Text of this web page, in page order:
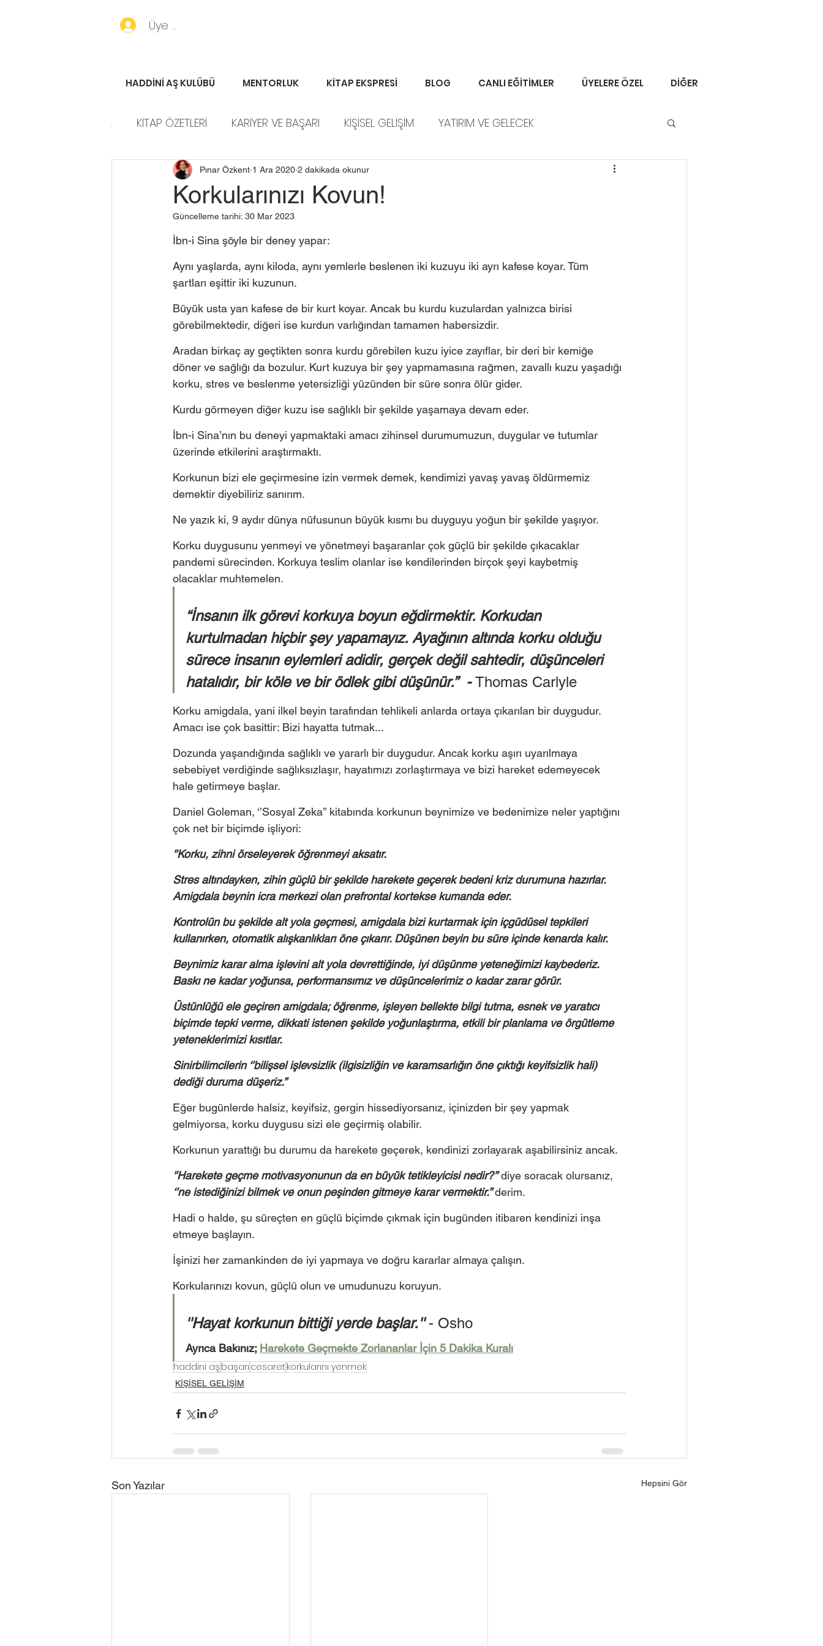
Üye Girişi
HADDİNİ AŞ KULÜBÜ MENTORLUK KİTAP EKSPRESİ BLOG CANLI EĞİTİMLER ÜYELERE ÖZEL DİĞER
. KİTAP ÖZETLERİ KARİYER VE BAŞARI KİŞİSEL GELİŞİM YATIRIM VE GELECEK
HADDİNİ AŞ HİKAYELERİ PORTFÖY HABERLERİ
Korkularınızı Kovun!
Pınar Özkent 1 Ara 2020 2 dakikada okunur
Güncelleme tarihi: 30 Mar 2023
İbn-i Sina şöyle bir deney yapar:
Aynı yaşlarda, aynı kiloda, aynı yemlerle beslenen iki kuzuyu iki ayrı kafese koyar. Tüm
şartları eşittir iki kuzunun.
Büyük usta yan kafese de bir kurt koyar. Ancak bu kurdu kuzulardan yalnızca birisi
görebilmektedir, diğeri ise kurdun varlığından tamamen habersizdir.
Aradan birkaç ay geçtikten sonra kurdu görebilen kuzu iyice zayıflar, bir deri bir kemiğe
döner ve sağlığı da bozulur. Kurt kuzuya bir şey yapmamasına rağmen, zavallı kuzu yaşadığı
korku, stres ve beslenme yetersizliği yüzünden bir süre sonra ölür gider.
Kurdu görmeyen diğer kuzu ise sağlıklı bir şekilde yaşamaya devam eder.
İbn-i Sina’nın bu deneyi yapmaktaki amacı zihinsel durumumuzun, duygular ve tutumlar
üzerinde etkilerini araştırmaktı.
Korkunun bizi ele geçirmesine izin vermek demek, kendimizi yavaş yavaş öldürmemiz
demektir diyebiliriz sanırım.
Ne yazık ki, 9 aydır dünya nüfusunun büyük kısmı bu duyguyu yoğun bir şekilde yaşıyor.
Korku duygusunu yenmeyi ve yönetmeyi başaranlar çok güçlü bir şekilde çıkacaklar
pandemi sürecinden. Korkuya teslim olanlar ise kendilerinden birçok şeyi kaybetmiş
olacaklar muhtemelen.
“İnsanın ilk görevi korkuya boyun eğdirmektir. Korkudan
kurtulmadan hiçbir şey yapamayız. Ayağının altında korku olduğu
sürece insanın eylemleri adidir, gerçek değil sahtedir, düşünceleri
hatalıdır, bir köle ve bir ödlek gibi düşünür.”  - Thomas Carlyle
Korku amigdala, yani ilkel beyin tarafından tehlikeli anlarda ortaya çıkarılan bir duygudur.
Amacı ise çok basittir: Bizi hayatta tutmak...
Dozunda yaşandığında sağlıklı ve yararlı bir duygudur. Ancak korku aşırı uyarılmaya
sebebiyet verdiğinde sağlıksızlaşır, hayatımızı zorlaştırmaya ve bizi hareket edemeyecek
hale getirmeye başlar.
Daniel Goleman, ‘’Sosyal Zeka’’ kitabında korkunun beynimize ve bedenimize neler yaptığını
çok net bir biçimde işliyori:
'’Korku, zihni örseleyerek öğrenmeyi aksatır.
Stres altındayken, zihin güçlü bir şekilde harekete geçerek bedeni kriz durumuna hazırlar.
Amigdala beynin icra merkezi olan prefrontal kortekse kumanda eder.
Kontrolün bu şekilde alt yola geçmesi, amigdala bizi kurtarmak için içgüdüsel tepkileri
kullanırken, otomatik alışkanlıkları öne çıkarır. Düşünen beyin bu süre içinde kenarda kalır.
Beynimiz karar alma işlevini alt yola devrettiğinde, iyi düşünme yeteneğimizi kaybederiz.
Baskı ne kadar yoğunsa, performansımız ve düşüncelerimiz o kadar zarar görür.
Üstünlüğü ele geçiren amigdala; öğrenme, işleyen bellekte bilgi tutma, esnek ve yaratıcı
biçimde tepki verme, dikkati istenen şekilde yoğunlaştırma, etkili bir planlama ve örgütleme
yeteneklerimizi kısıtlar.
Sinirbilimcilerin ‘’bilişsel işlevsizlik (ilgisizliğin ve karamsarlığın öne çıktığı keyifsizlik hali)
dediği duruma düşeriz.’’
Eğer bugünlerde halsiz, keyifsiz, gergin hissediyorsanız, içinizden bir şey yapmak
gelmiyorsa, korku duygusu sizi ele geçirmiş olabilir.
Korkunun yarattığı bu durumu da harekete geçerek, kendinizi zorlayarak aşabilirsiniz ancak.
'’Harekete geçme motivasyonunun da en büyük tetikleyicisi nedir?’’ diye soracak olursanız,
‘’ne istediğinizi bilmek ve onun peşinden gitmeye karar vermektir.’’ derim.
Hadi o halde, şu süreçten en güçlü biçimde çıkmak için bugünden itibaren kendinizi inşa
etmeye başlayın.
İşinizi her zamankinden de iyi yapmaya ve doğru kararlar almaya çalışın.
Korkularınızı kovun, güçlü olun ve umudunuzu koruyun.
''Hayat korkunun bittiği yerde başlar.'' - Osho
Ayrıca Bakınız; Harekete Geçmekte Zorlananlar İçin 5 Dakika Kuralı
haddini aş başarı cesaret korkularını yenmek
KİŞİSEL GELİŞİM
Son Yazılar Hepsini Gör